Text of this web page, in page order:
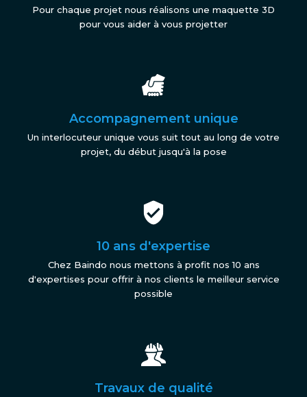
Pour chaque projet nous réalisons une maquette 3D
pour vous aider à vous projetter
Accompagnement unique
Un interlocuteur unique vous suit tout au long de votre
projet, du début jusqu'à la pose
10 ans d'expertise
Chez Baindo nous mettons à profit nos 10 ans
d'expertises pour offrir à nos clients le meilleur service
possible
Travaux de qualité